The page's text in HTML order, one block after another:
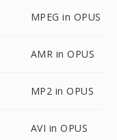
MPEG in OPUS
AMR in OPUS
MP2 in OPUS
AVI in OPUS